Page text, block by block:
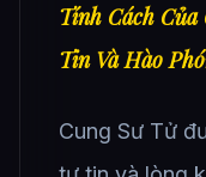
Tính Cách
Tin Và Hào
Cung Sư Tử